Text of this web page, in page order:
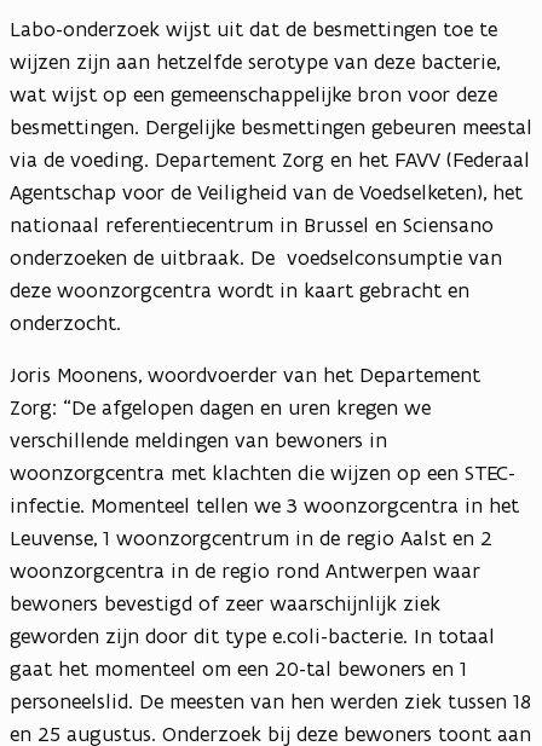
Labo-onderzoek wijst uit dat de besmettingen toe te
wijzen zijn aan hetzelfde serotype van deze bacterie,
wat wijst op een gemeenschappelijke bron voor deze
besmettingen. Dergelijke besmettingen gebeuren meestal
via de voeding. Departement Zorg en het FAVV (Federaal
Agentschap voor de Veiligheid van de Voedselketen), het
nationaal referentiecentrum in Brussel en Sciensano
onderzoeken de uitbraak. De voedselconsumptie van
deze woonzorgcentra wordt in kaart gebracht en
onderzocht.
Joris Moonens, woordvoerder van het Departement
Zorg: “De afgelopen dagen en uren kregen we
verschillende meldingen van bewoners in
woonzorgcentra met klachten die wijzen op een STEC-
infectie. Momenteel tellen we 3 woonzorgcentra in het
Leuvense, 1 woonzorgcentrum in de regio Aalst en 2
woonzorgcentra in de regio rond Antwerpen waar
bewoners bevestigd of zeer waarschijnlijk ziek
geworden zijn door dit type e.coli-bacterie. In totaal
gaat het momenteel om een 20-tal bewoners en 1
personeelslid. De meesten van hen werden ziek tussen 18
en 25 augustus. Onderzoek bij deze bewoners toont aan